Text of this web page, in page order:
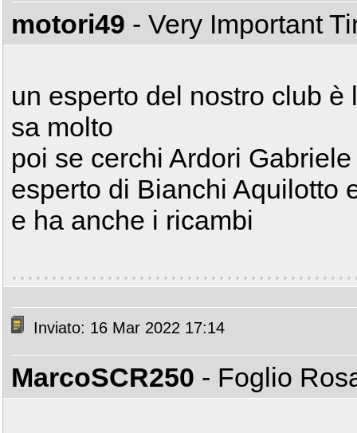
motori49 - Very Important
un esperto del nostro club
sa molto
poi se cerchi Ardori
esperto di Bianchi Aquilotto
e ha anche i ricambi
Inviato: 16 Mar 2022 17:14
MarcoSCR250 - Foglio